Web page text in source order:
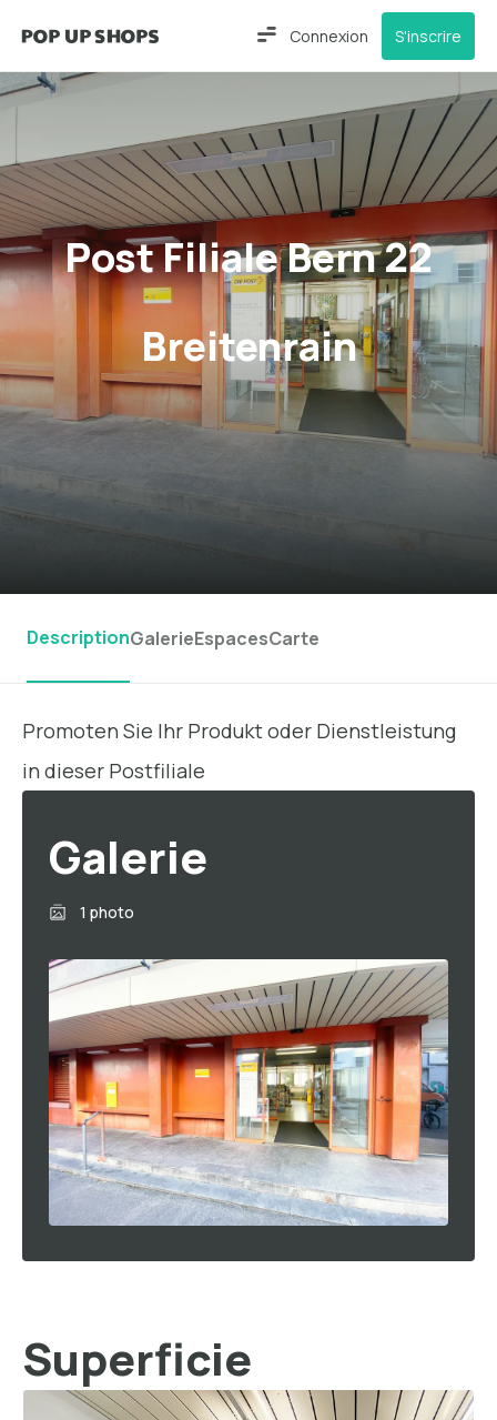
Connexion S'inscrire
Post Filiale Bern 22
Breitenrain
DescriptionGalerieEspacesCarte
Promoten Sie Ihr Produkt oder Dienstleistung
in dieser Postfiliale
Galerie
1 photo
Superficie